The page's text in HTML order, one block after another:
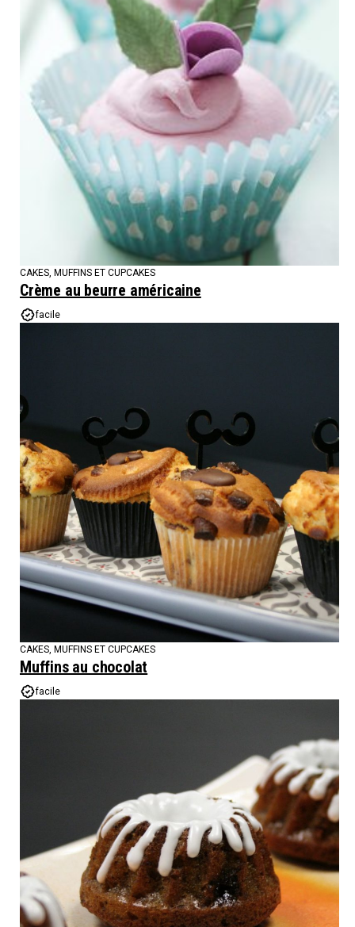
CAKES, MUFFINS ET CUPCAKES
Crème au beurre américaine
facile
CAKES, MUFFINS ET CUPCAKES
Muffins au chocolat
facile